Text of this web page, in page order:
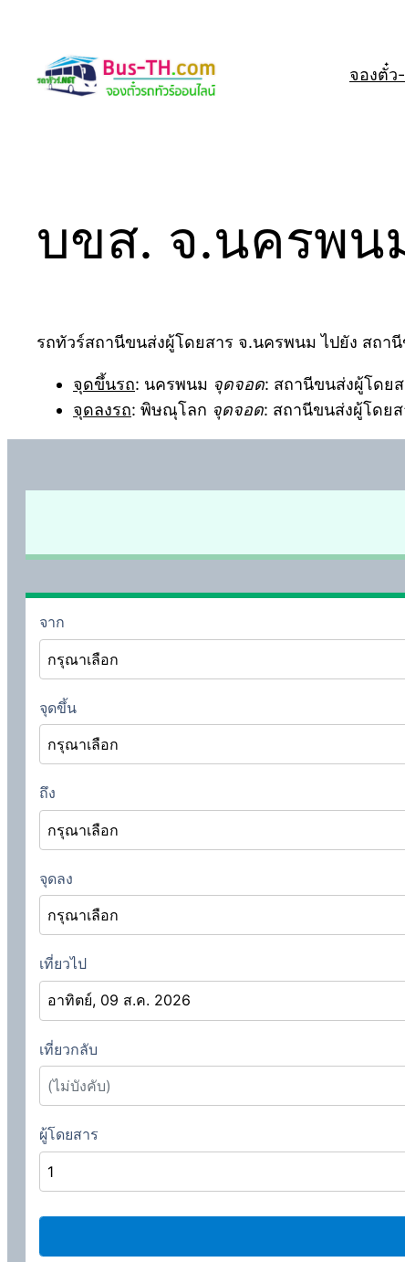
content
จองตั๋ว
บขส. จ.นครพน
รถทัวร์สถานีขนส่งผู้โดยสาร จ.นครพนม ไปยัง สถ
จุดขึ้นรถ: นครพนม จุดจอด: สถานีขนส่งผู้โดย
จุดลงรถ: พิษณุโลก จุดจอด: สถานีขนส่งผู้โดย